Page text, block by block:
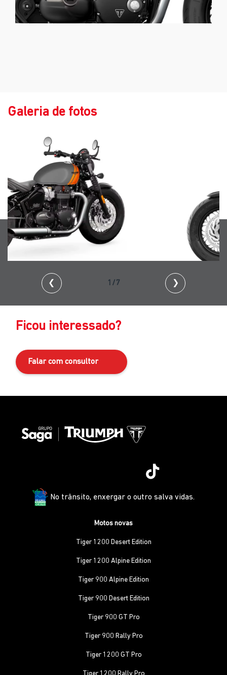
Galeria de fotos
❮ 2/7 ❯
Ficou interessado?
Falar com consultor
No trânsito, enxergar o outro salva vidas.
Motos novas
Tiger 1200 Desert Edition
Tiger 1200 Alpine Edition
Tiger 900 Alpine Edition
Tiger 900 Desert Edition
Tiger 900 GT Pro
Tiger 900 Rally Pro
Tiger 1200 GT Pro